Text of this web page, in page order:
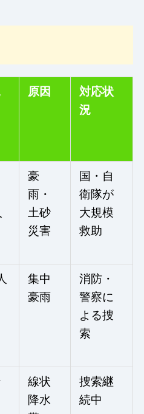
原因
対応状
況
豪
雨・
土砂
災害
国・自
衛隊が
大規模
救助
集中
豪雨
消防・
警察に
よる捜
索
線状
降水
捜索継
続中